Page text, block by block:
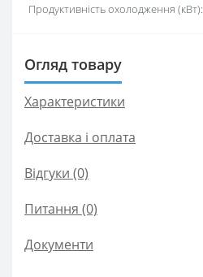
Продуктивність охолодження (кВт):
Огляд товару
Характеристики
Доставка і оплата
Відгуки (0)
Питання (0)
Документи